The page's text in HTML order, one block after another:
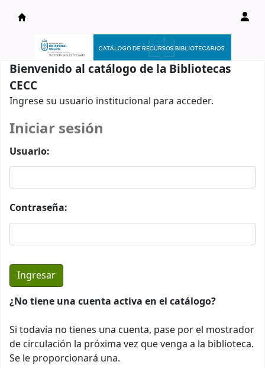
Catálogo en línea
Bienvenido al catálogo de la Bibliotecas
CECC
Ingrese su usuario institucional para acceder.
Iniciar sesión
Usuario:
Contraseña:
¿No tiene una cuenta activa en el catálogo?
Si todavía no tienes una cuenta, pase por el mostrador
de circulación la próxima vez que venga a la biblioteca.
Se le proporcionará una.